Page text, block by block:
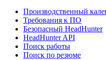
Производственный
Требования к ПО
Безопасный HeadHunter
HeadHunter API
Поиск работы
Поиск по резюме